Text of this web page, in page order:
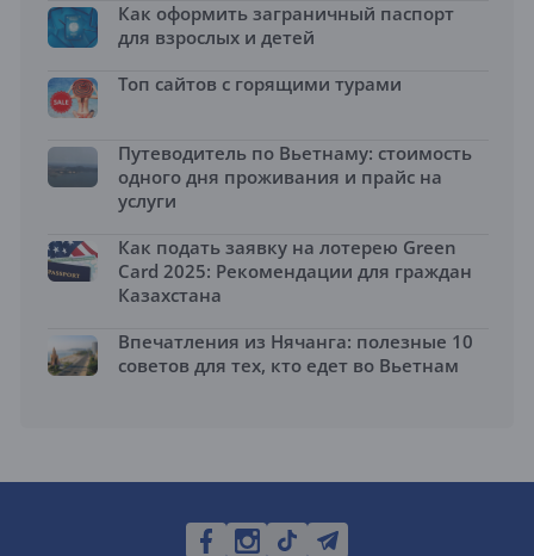
Как оформить заграничный паспорт
для взрослых и детей
Топ сайтов с горящими турами
Путеводитель по Вьетнаму: стоимость
одного дня проживания и прайс на
услуги
Как подать заявку на лотерею Green
Card 2025: Рекомендации для граждан
Казахстана
Впечатления из Нячанга: полезные 10
советов для тех, кто едет во Вьетнам